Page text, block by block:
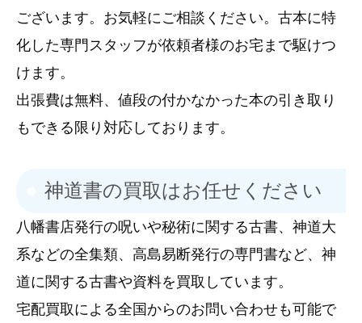
ございます。お気軽にご相談ください。古本に特
化した専門スタッフが依頼者様のお宅まで駆けつ
けます。
出張費は無料、値段の付かなかった本の引き取り
もできる限り対応しております。
神道書の買取はお任せください
八幡書店発行の呪いや秘術に関する古書、神道大
系などの全集類、高島易断発行の専門書など、神
道に関する古書や資料を買取しています。
宅配買取による全国からのお問い合わせも可能で